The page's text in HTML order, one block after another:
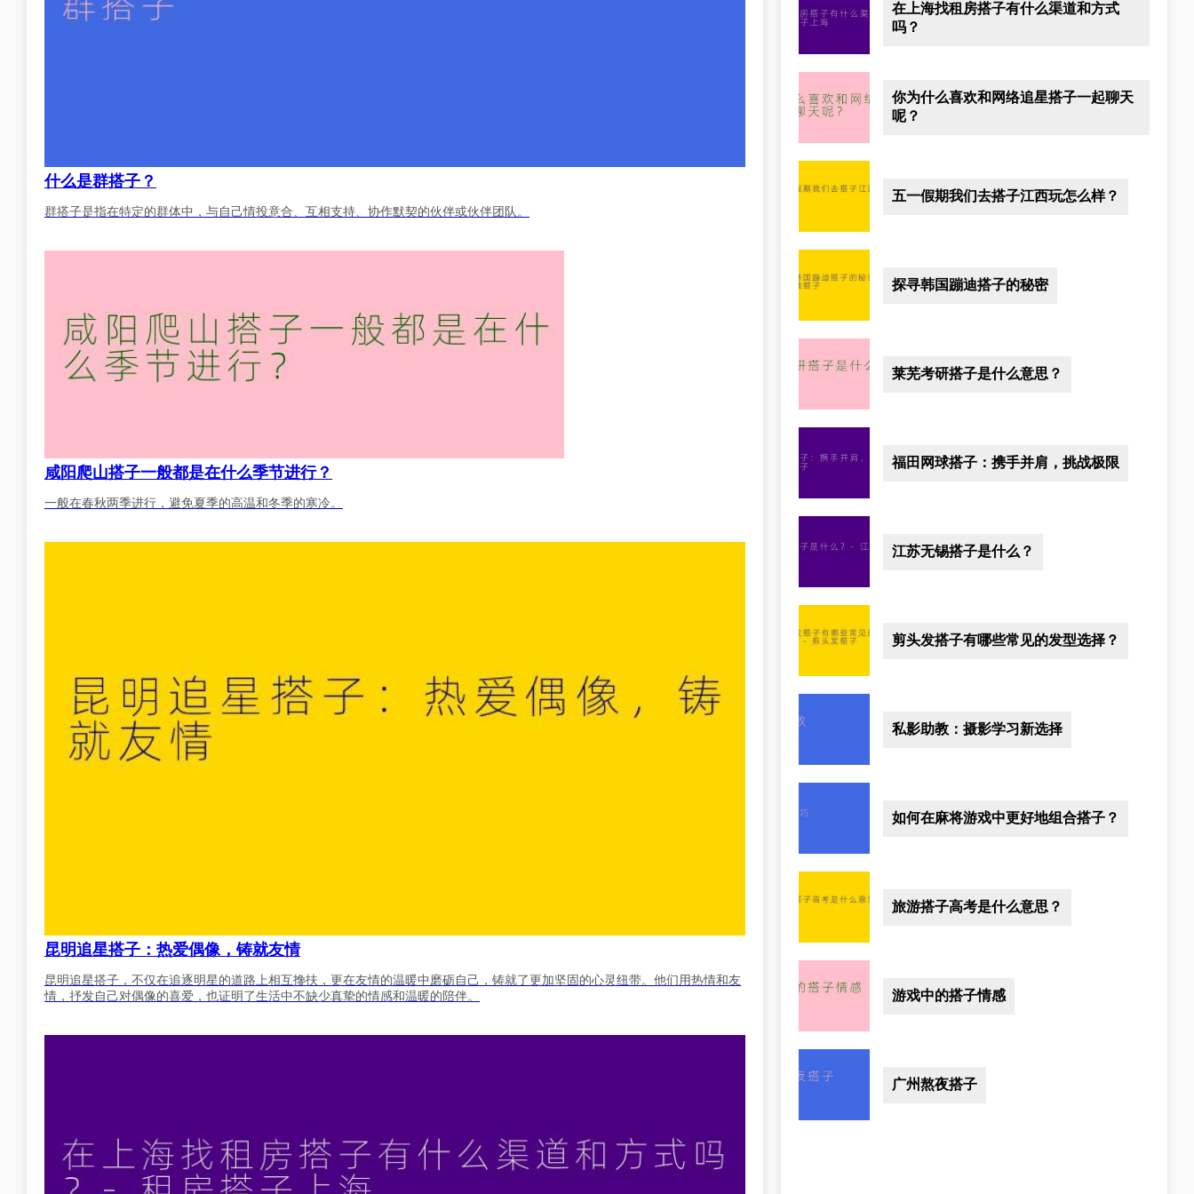
什么是群搭子？
群搭子是指在特定的群体中，与自己情投意合、互相支持、协作默契的伙伴或伙伴团队。
咸阳爬山搭子一般都是在什么季节进行？
一般在春秋两季进行，避免夏季的高温和冬季的寒冷。
昆明追星搭子：热爱偶像，铸就友情
昆明追星搭子，不仅在追逐明星的道路上相互搀扶，更在友情的温暖中磨砺自己，铸就了更加坚固的心灵纽带。他们用热情和友
情，抒发自己对偶像的喜爱，也证明了生活中不缺少真挚的情感和温暖的陪伴。
在上海找租房搭子有什么渠道和方式
吗？
你为什么喜欢和网络追星搭子一起聊天
呢？
五一假期我们去搭子江西玩怎么样？
探寻韩国蹦迪搭子的秘密
莱芜考研搭子是什么意思？
福田网球搭子：携手并肩，挑战极限
江苏无锡搭子是什么？
剪头发搭子有哪些常见的发型选择？
私影助教：摄影学习新选择
如何在麻将游戏中更好地组合搭子？
旅游搭子高考是什么意思？
游戏中的搭子情感
广州熬夜搭子